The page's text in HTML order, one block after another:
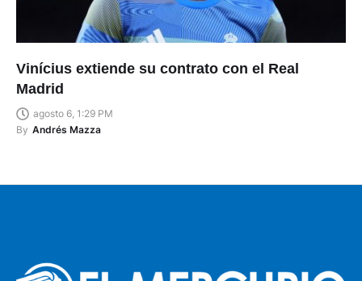
Vinícius extiende su contrato con el Real
Madrid
agosto 6, 1:29 PM
By Andrés Mazza